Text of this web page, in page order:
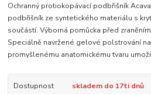
Ochranný protiokopávací podbřišník
podbřišník ze syntetického materiálu s
součástí. Výborná pomůcka před
Speciálně navržené gelové polstrování
promyšlenému anatomickému tvaru
Dostupnost
skladem do 17ti dnů